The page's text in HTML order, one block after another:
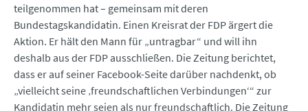
teilgenommen hat – gemeinsam mit deren
Bundestagskandidatin. Einen Kreisrat der FDP ärgert die
Aktion. Er hält den Mann für „untragbar“ und will ihn
deshalb aus der FDP ausschließen. Die Zeitung berichtet,
dass er auf seiner Facebook-Seite darüber nachdenkt, ob
„vielleicht seine ‚freundschaftlichen Verbindungen‘“ zur
Kandidatin mehr seien als nur freundschaftlich. Die Zeitung